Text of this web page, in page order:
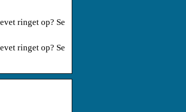
ringet op? Se
ringet op? Se